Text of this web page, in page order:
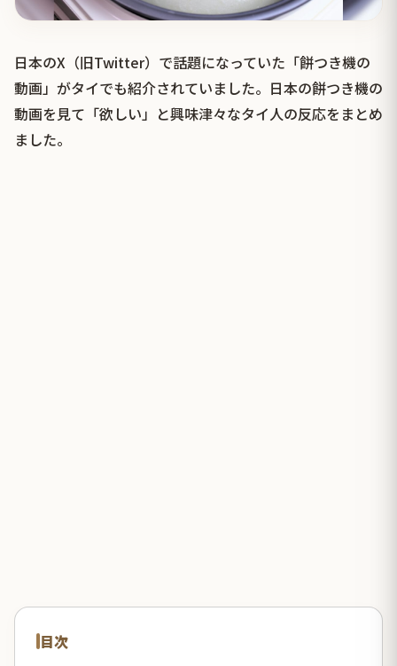
日本のX（旧Twitter）で話題になっていた「餅つき機の
動画」がタイでも紹介されていました。日本の餅つき機の
動画を見て「欲しい」と興味津々なタイ人の反応をまとめ
ました。
目次